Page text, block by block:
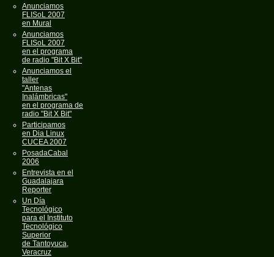
Anunciamos
FLISoL 2007
en Mural
Anunciamos
FLISoL 2007
en el programa
de radio "Bit X Bit"
Anunciamos el
taller
"Antenas
Inalámbricas"
en el programa de
radio "Bit X Bit"
Participamos
en Dia Linux
CUCEA 2007
PosadaCabal
2006
Entrevista en el
Guadalajara
Reporter
Un Día
Tecnológico
para el Instituto
Tecnológico
Superior
de Tantoyuca,
Veracruz